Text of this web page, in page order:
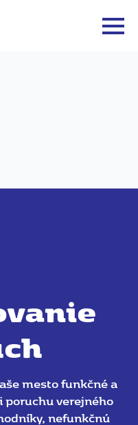
mesto funkčné a
poruchu verejného
nefunkčnú